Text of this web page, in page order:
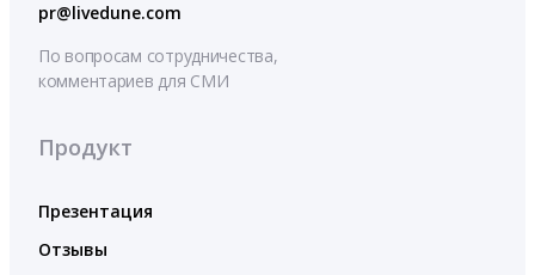
pr@livedune.com
По вопросам сотрудничества,
комментариев для СМИ
Продукт
Презентация
Отзывы